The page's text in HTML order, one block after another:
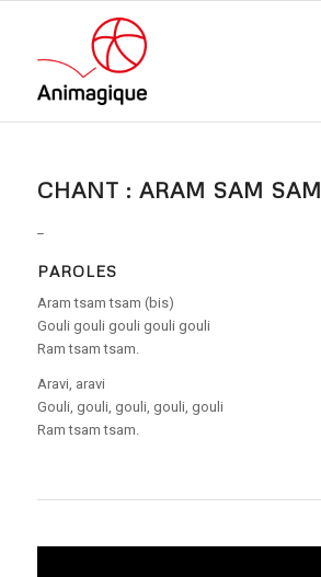
CHANT : ARAM SAM SAM
PAROLES
Aram tsam tsam (bis)
Gouli gouli gouli gouli gouli
Ram tsam tsam.
Aravi, aravi
Gouli, gouli, gouli, gouli, gouli
Ram tsam tsam.